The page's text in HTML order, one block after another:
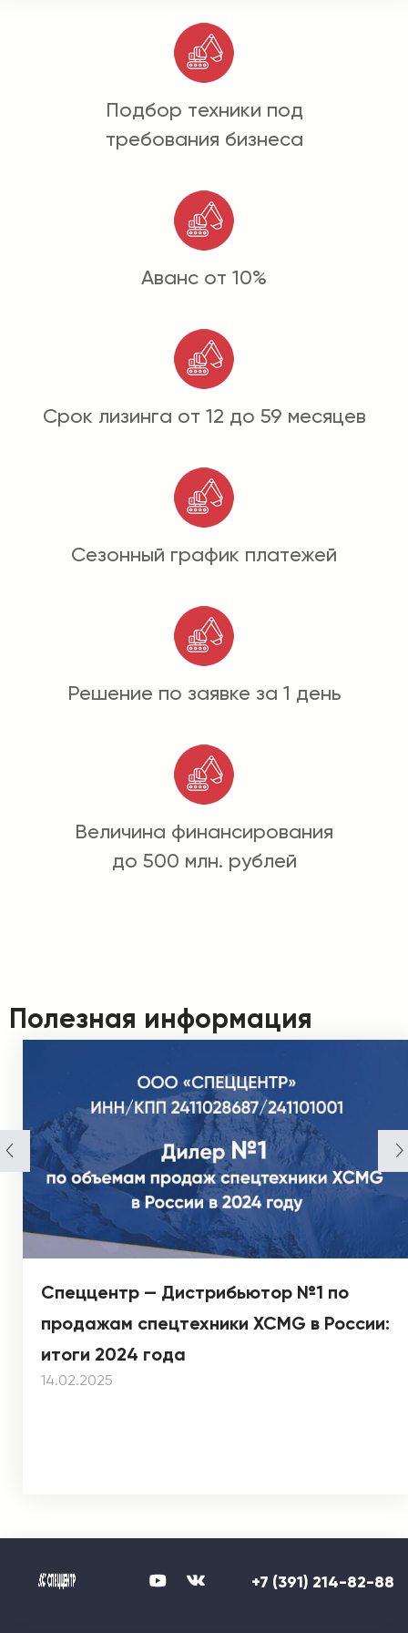
Подбор техники под
требования бизнеса
Аванс от 10%
Срок лизинга от 12 до 59 месяцев
Сезонный график платежей
Решение по заявке за 1 день
Величина финансирования
до 500 млн. рублей
Полезная информация
Спеццентр — Дистрибьютор №1 по
продажам спецтехники XCMG в России:
итоги 2024 года
14.02.2025
+7 (391) 214-82-88